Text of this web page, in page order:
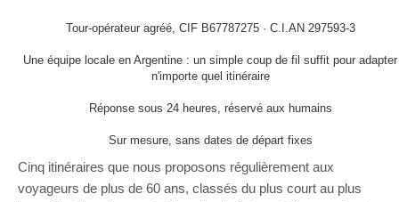
Tour-opérateur agréé, CIF B67787275 · C.I.AN 297593-3
Une équipe locale en Argentine : un simple coup de fil suffit pour adapter
n'importe quel itinéraire
Réponse sous 24 heures, réservé aux humains
Sur mesure, sans dates de départ fixes
Cinq itinéraires que nous proposons régulièrement aux
voyageurs de plus de 60 ans, classés du plus court au plus